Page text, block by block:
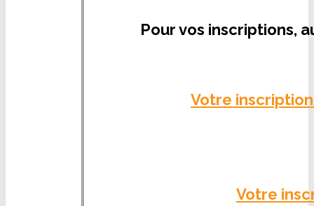
Pour vos inscriptions,
Votre
Votre